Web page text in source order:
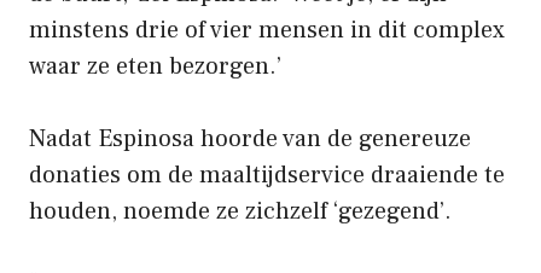
minstens drie of vier mensen in dit complex
waar ze eten bezorgen.’
Nadat Espinosa hoorde van de genereuze
donaties om de maaltijdservice draaiende te
houden, noemde ze zichzelf ‘gezegend’.